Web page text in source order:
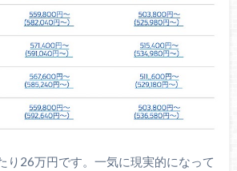
り26万円です。一気に現実的になって